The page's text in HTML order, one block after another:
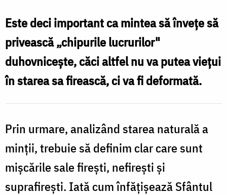
Este deci important ca mintea să înveţe să
privească „chipurile lucrurilor"
duhovniceşte, căci altfel nu va putea vieţui
în starea sa firească, ci va fi deformată.
Prin urmare, analizând starea naturală a
minţii, trebuie să definim clar care sunt
mişcările sale fireşti, nefireşti şi
suprafireşti. Iată cum înfăţişează Sfântul